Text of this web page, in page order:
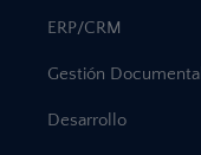
ERP/CRM
Gestión Documental
Desarrollo